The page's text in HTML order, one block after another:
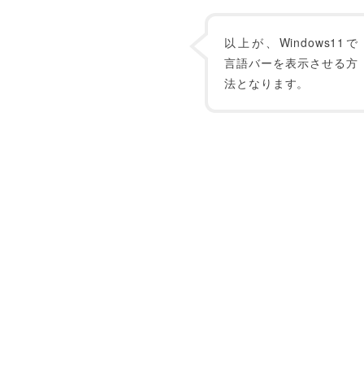
以上が、Windows11で
言語バーを表示させる方
法となります。